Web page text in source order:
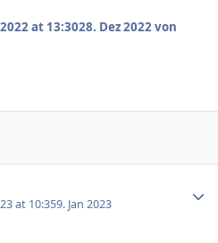
at 13:3028. Dez 2022von
at 10:359. Jan 2023